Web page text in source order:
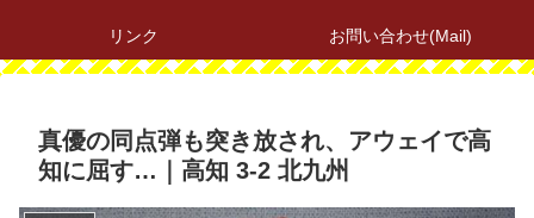
リンク お問い合わせ(Mail)
真優の同点弾も突き放され、アウェイで高
知に屈す…｜高知 3-2 北九州